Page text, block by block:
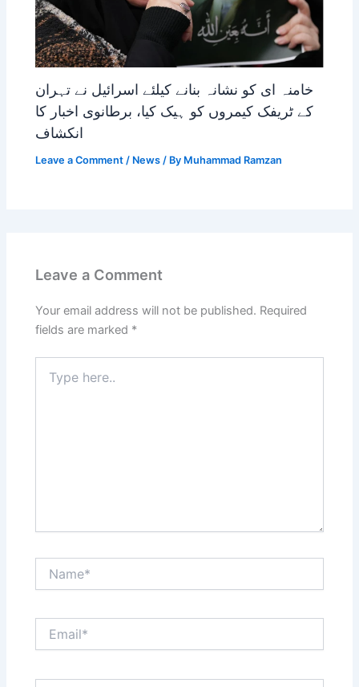
خامنہ ای کو نشانہ بنانے کیلئے اسرائیل نے تہران
کے ٹریفک کیمروں کو ہیک کیا، برطانوی اخبار کا
انکشاف
Leave a Comment / News / By Muhammad Ramzan
Leave a Comment
Your email address will not be published. Required
fields are marked *
here..